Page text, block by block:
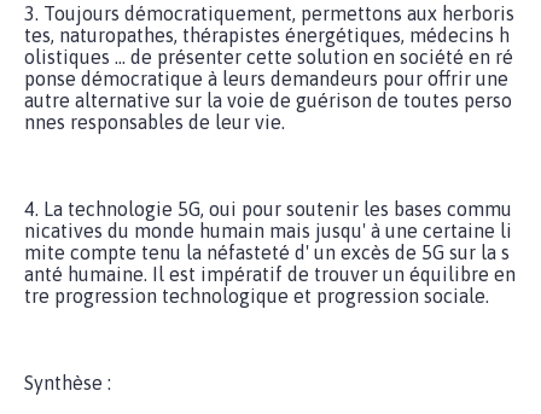
3. Toujours démocratiquement, permettons aux herboris
tes, naturopathes, thérapistes énergétiques, médecins h
olistiques ... de présenter cette solution en société en ré
ponse démocratique à leurs demandeurs pour offrir une
autre alternative sur la voie de guérison de toutes perso
nnes responsables de leur vie.
4. La technologie 5G, oui pour soutenir les bases commu
nicatives du monde humain mais jusqu' à une certaine li
mite compte tenu la néfasteté d' un excès de 5G sur la s
anté humaine. Il est impératif de trouver un équilibre en
tre progression technologique et progression sociale.
Synthèse :